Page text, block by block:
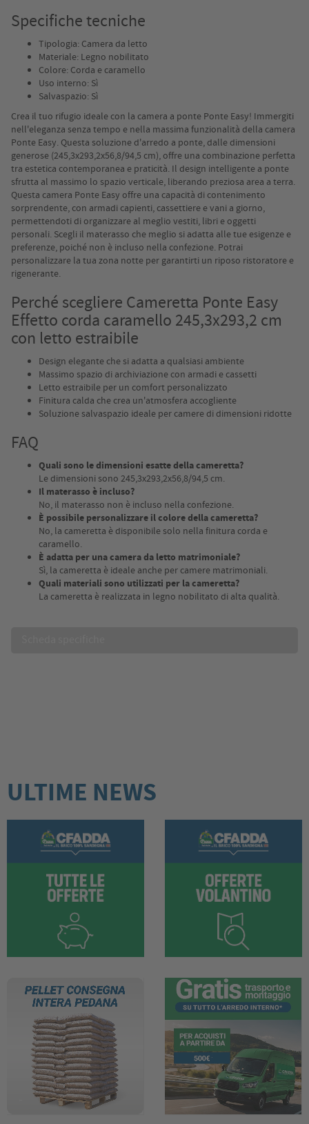
Specifiche tecniche
Tipologia: Camera da letto
Materiale: Legno nobilitato
Colore: Corda e caramello
Uso interno: Sì
Salvaspazio: Sì
Crea il tuo rifugio ideale con la camera a ponte Ponte Easy! Immergiti
nell'eleganza senza tempo e nella massima funzionalità della camera
Ponte Easy. Questa soluzione d'arredo a ponte, dalle dimensioni
generose (245,3x293,2x56,8/94,5 cm), offre una combinazione perfetta
tra estetica contemporanea e praticità. Il design intelligente a ponte
sfrutta al massimo lo spazio verticale, liberando preziosa area a terra.
Questa camera Ponte Easy offre una capacità di contenimento
sorprendente, con armadi capienti, cassettiere e vani a giorno,
permettendoti di organizzare al meglio vestiti, libri e oggetti
personali. Scegli il materasso che meglio si adatta alle tue esigenze e
preferenze, poiché non è incluso nella confezione. Potrai
personalizzare la tua zona notte per garantirti un riposo ristoratore e
rigenerante.
Perché scegliere Cameretta Ponte Easy
Effetto corda caramello 245,3x293,2 cm
con letto estraibile
Design elegante che si adatta a qualsiasi ambiente
Massimo spazio di archiviazione con armadi e cassetti
Letto estraibile per un comfort personalizzato
Finitura calda che crea un'atmosfera accogliente
Soluzione salvaspazio ideale per camere di dimensioni ridotte
FAQ
Quali sono le dimensioni esatte della cameretta?
Le dimensioni sono 245,3x293,2x56,8/94,5 cm.
Il materasso è incluso?
No, il materasso non è incluso nella confezione.
È possibile personalizzare il colore della cameretta?
No, la cameretta è disponibile solo nella finitura corda e
caramello.
È adatta per una camera da letto matrimoniale?
Sì, la cameretta è ideale anche per camere matrimoniali.
Quali materiali sono utilizzati per la cameretta?
La cameretta è realizzata in legno nobilitato di alta qualità.
ULTIME NEWS